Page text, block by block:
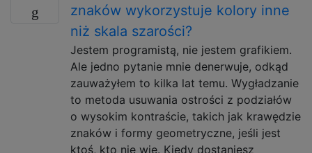
znaków wykorzystuje kolory inne
niż skala szarości?
Jestem programistą, nie jestem grafikiem.
Ale jedno pytanie mnie denerwuje, odkąd
zauważyłem to kilka lat temu. Wygładzanie
to metoda usuwania ostrości z podziałów
o wysokim kontraście, takich jak krawędzie
znaków i formy geometryczne, jeśli jest
ktoś, kto nie wie. Kiedy dostaniesz